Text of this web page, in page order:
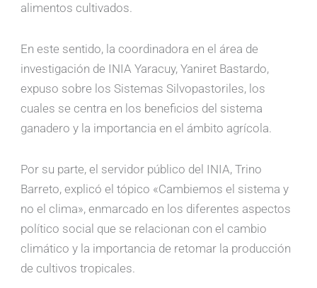
alimentos cultivados.
En este sentido, la coordinadora en el área de
investigación de INIA Yaracuy, Yaniret Bastardo,
expuso sobre los Sistemas Silvopastoriles, los
cuales se centra en los beneficios del sistema
ganadero y la importancia en el ámbito agrícola.
Por su parte, el servidor público del INIA, Trino
Barreto, explicó el tópico «Cambiemos el sistema y
no el clima», enmarcado en los diferentes aspectos
político social que se relacionan con el cambio
climático y la importancia de retomar la producción
de cultivos tropicales.